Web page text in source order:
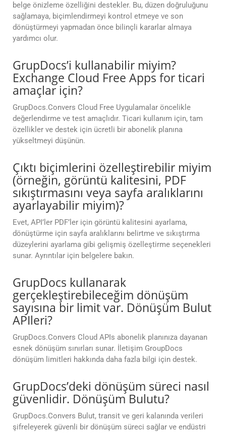
belge önizleme özelliğini destekler. Bu, düzen doğruluğunu
sağlamaya, biçimlendirmeyi kontrol etmeye ve son
dönüştürmeyi yapmadan önce bilinçli kararlar almaya
yardımcı olur.
GrupDocs’i kullanabilir miyim?
Exchange Cloud Free Apps for ticari
amaçlar için?
GrupDocs.Convers Cloud Free Uygulamalar öncelikle
değerlendirme ve test amaçlıdır. Ticari kullanım için, tam
özellikler ve destek için ücretli bir abonelik planına
yükseltmeyi düşünün.
Çıktı biçimlerini özelleştirebilir miyim
(örneğin, görüntü kalitesini, PDF
sıkıştırmasını veya sayfa aralıklarını
ayarlayabilir miyim)?
Evet, API’ler PDF’ler için görüntü kalitesini ayarlama,
dönüştürme için sayfa aralıklarını belirtme ve sıkıştırma
düzeylerini ayarlama gibi gelişmiş özelleştirme seçenekleri
sunar. Ayrıntılar için belgelere bakın.
GrupDocs kullanarak
gerçekleştirebileceğim dönüşüm
sayısına bir limit var. Dönüşüm Bulut
APIleri?
GrupDocs.Convers Cloud APIs abonelik planınıza dayanan
esnek dönüşüm sınırları sunar. İletişim GroupDocs
dönüşüm limitleri hakkında daha fazla bilgi için destek.
GrupDocs’deki dönüşüm süreci nasıl
güvenlidir. Dönüşüm Bulutu?
GrupDocs.Convers Bulut, transit ve geri kalanında verileri
şifreleyerek güvenli bir dönüşüm süreci sağlar ve endüstri